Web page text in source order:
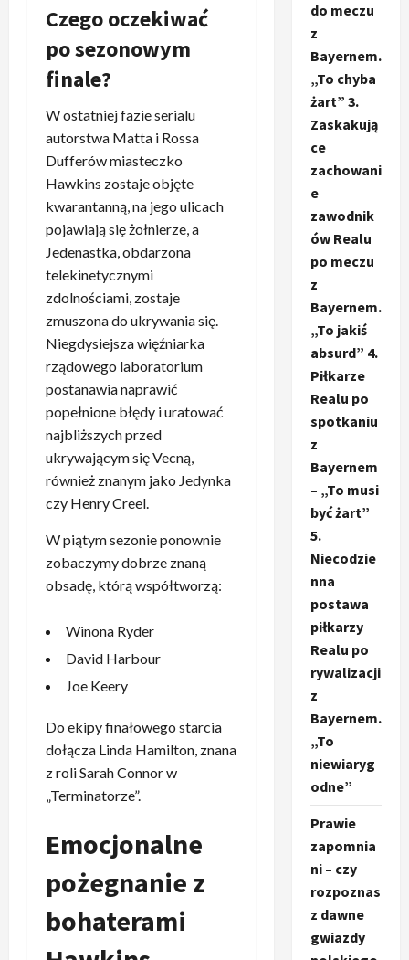
Czego oczekiwać
po sezonowym
finale?
W ostatniej fazie serialu
autorstwa Matta i Rossa
Dufferów miasteczko
Hawkins zostaje objęte
kwarantanną, na jego ulicach
pojawiają się żołnierze, a
Jedenastka, obdarzona
telekinetycznymi
zdolnościami, zostaje
zmuszona do ukrywania się.
Niegdysiejsza więźniarka
rządowego laboratorium
postanawia naprawić
popełnione błędy i uratować
najbliższych przed
ukrywającym się Vecną,
również znanym jako Jedynka
czy Henry Creel.
W piątym sezonie ponownie
zobaczymy dobrze znaną
obsadę, którą współtworzą:
Winona Ryder
David Harbour
Joe Keery
Do ekipy finałowego starcia
dołącza Linda Hamilton, znana
z roli Sarah Connor w
„Terminatorze”.
Emocjonalne
pożegnanie z
bohaterami
do meczu
z
Bayernem.
„To chyba
żart” 3.
Zaskakują
ce
zachowani
e
zawodnik
ów Realu
po meczu
z
Bayernem.
„To jakiś
absurd” 4.
Piłkarze
Realu po
spotkaniu
z
Bayernem
– „To musi
być żart”
5.
Niecodzie
nna
postawa
piłkarzy
Realu po
rywalizacji
z
Bayernem.
„To
niewiaryg
odne”
Prawie
zapomnia
ni – czy
rozpoznas
z dawne
gwiazdy